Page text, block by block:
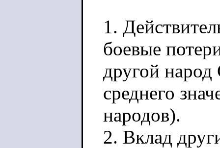
1.
боевые
другой
среднего
народов).
2. Вклад